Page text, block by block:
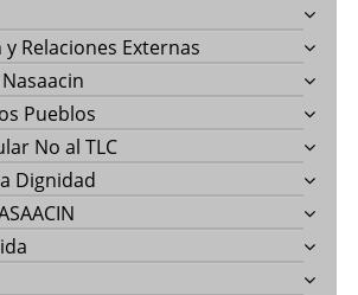
Relaciones Externas
Pueblos
No al TLC
Dignidad